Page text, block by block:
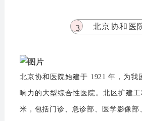
3 北京协和医
北京协和医院始建于 1921 年，为我
响力 的大型综合性医院。北区扩建
米，包括门诊、急诊部、医学影像部